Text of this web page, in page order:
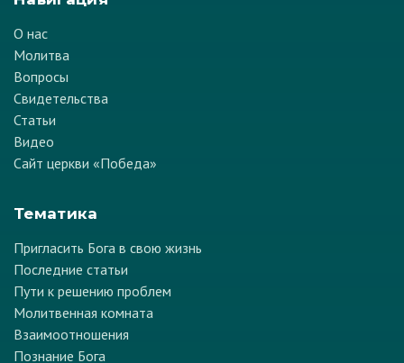
О нас
Молитва
Вопросы
Свидетельства
Статьи
Видео
Сайт церкви «Победа»
Тематика
Пригласить Бога в свою жизнь
Последние статьи
Пути к решению проблем
Молитвенная комната
Взаимоотношения
Познание Бога